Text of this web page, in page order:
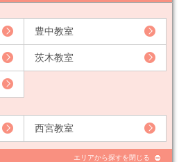
豊中教室
茨木教室
西宮教室
エリアから探すを閉じる